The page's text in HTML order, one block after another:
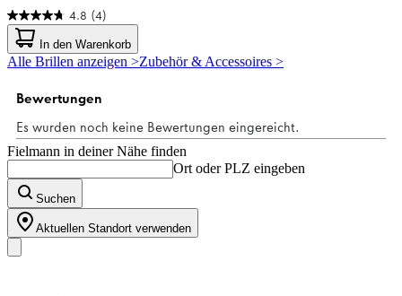
4.8 (4)
4.8
von
5
Sternen.
Bewertungen
In den Warenkorb
Alle Brillen anzeigen >Zubehör & Accessoires >
Fielmann in deiner Nähe finden
Ort oder PLZ eingeben
Suchen
Aktuellen Standort verwenden